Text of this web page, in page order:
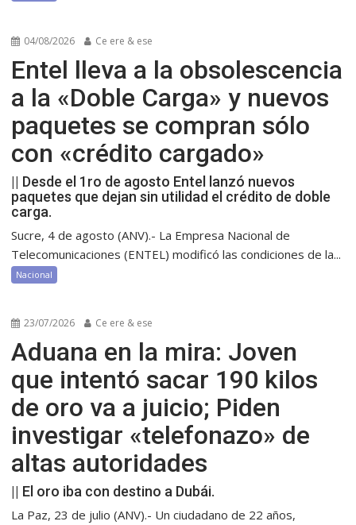
04/08/2026 Ce ere & ese
Entel lleva a la obsolescencia
a la «Doble Carga» y nuevos
paquetes se compran sólo
con «crédito cargado»
|| Desde el 1ro de agosto Entel lanzó nuevos
paquetes que dejan sin utilidad el crédito de doble
carga.
Sucre, 4 de agosto (ANV).- La Empresa Nacional de
Telecomunicaciones (ENTEL) modificó las condiciones de la...
Nacional
23/07/2026 Ce ere & ese
Aduana en la mira: Joven
que intentó sacar 190 kilos
de oro va a juicio; Piden
investigar «telefonazo» de
altas autoridades
|| El oro iba con destino a Dubái.
La Paz, 23 de julio (ANV).- Un ciudadano de 22 años,